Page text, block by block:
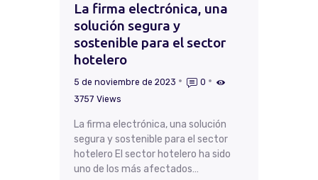
La firma electrónica, una
solución segura y
sostenible para el sector
hotelero
5 de noviembre de 2023
0
3757 Views
La firma electrónica, una solución
segura y sostenible para el sector
hotelero El sector hotelero ha sido
uno de los más afectados…